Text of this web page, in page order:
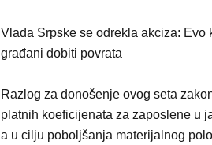
Vlada Srpske se odrekla akciza: Evo
građani dobiti povrata
Razlog za donošenje ovog seta
platnih koeficijenata za zaposlene u
a u cilju poboljšanja materijalnog